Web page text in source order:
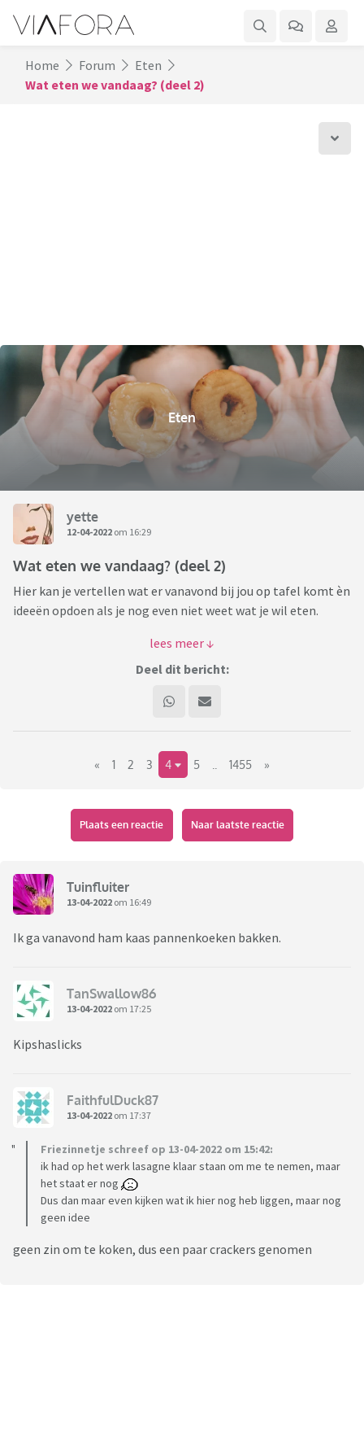
Home Forum
Eten
Wat eten we vandaag? (deel 2)
Eten
yette
12-04-2022 om 16:29
Wat eten we vandaag? (deel 2)
Hier kan je vertellen wat er vanavond bij jou op tafel komt èn
ideeën opdoen als je nog even niet weet wat je wil eten.
Na deel 1 door Dolfje (waarvoor dank!!!) is het tijd voor de 2e
gang ... smakelijke voortzetting!
Deel dit bericht:
« 1 2 3 4 5 1455 »
Plaats een reactie Naar laatste reactie
Tuinfluiter
13-04-2022 om 16:49
Ik ga vanavond ham kaas pannenkoeken bakken.
TanSwallow86
13-04-2022 om 17:25
Kipshaslicks
FaithfulDuck87
13-04-2022 om 17:37
Friezinnetje schreef op 13-04-2022 om 15:42:
ik had op het werk lasagne klaar staan om me te nemen, maar
het staat er nog
Dus dan maar even kijken wat ik hier nog heb liggen, maar nog
geen idee
geen zin om te koken, dus een paar crackers genomen